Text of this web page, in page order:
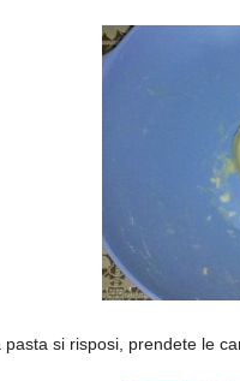
pasta si risposi, prendete le